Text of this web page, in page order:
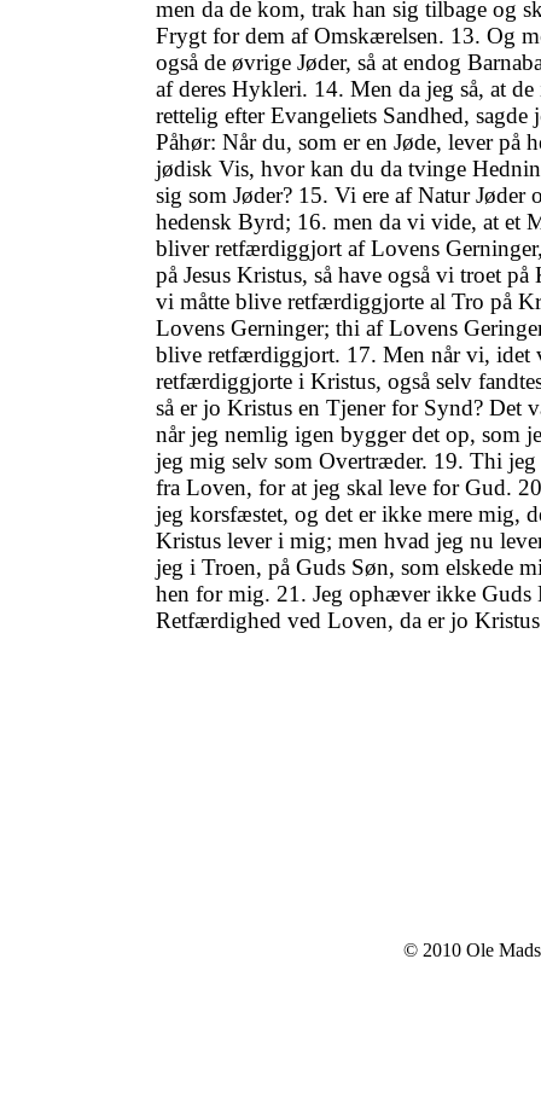
men da de kom, trak han sig tilbage og
Frygt for dem af Omskærelsen. 13. Og
også de øvrige Jøder, så at endog
af deres Hykleri. 14. Men da jeg så, at
rettelig efter Evangeliets Sandhed, sagde
Påhør: Når du, som er en Jøde, lever på
jødisk Vis, hvor kan du da tvinge
sig som Jøder? 15. Vi ere af Natur Jøder
hedensk Byrd; 16. men da vi vide, at et
bliver retfærdiggjort af Lovens
på Jesus Kristus, så have også vi troet på
vi måtte blive retfærdiggjorte al Tro på
Lovens Gerninger; thi af Lovens
blive retfærdiggjort. 17. Men når vi, idet
retfærdiggjorte i Kristus, også selv
så er jo Kristus en Tjener for Synd? Det
når jeg nemlig igen bygger det op, som
jeg mig selv som Overtræder. 19. Thi
fra Loven, for at jeg skal leve for Gud.
jeg korsfæstet, og det er ikke mere mig,
Kristus lever i mig; men hvad jeg nu
jeg i Troen, på Guds Søn, som elskede
hen for mig. 21. Jeg ophæver ikke Guds
Retfærdighed ved Loven, da er jo
© 2010 Ole